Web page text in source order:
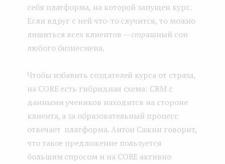
себя платформа, на которой запущен курс.
Если вдруг с ней что-то случится, то можно
лишиться всех клиентов — страшный сон
любого бизнесмена.
Чтобы избавить создателей курса от страха,
на CORE есть гибридная схема: CRM c
данными учеников находится на стороне
клиента, а за образовательный процесс
отвечает платформа. Антон Сажин говорит,
что такое предложение пользуется
большим спросом и на CORE активно